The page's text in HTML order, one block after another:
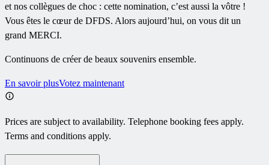
et nos collègues de choc : cette nomination, c’est aussi la vôtre !
Vous êtes le cœur de DFDS. Alors aujourd’hui, on vous dit un
grand MERCI.
Continuons de créer de beaux souvenirs ensemble.
En savoir plusVotez maintenant
Prices are subject to availability. Telephone booking fees apply.
Terms and conditions apply.